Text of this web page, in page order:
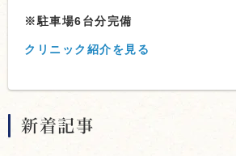
※駐車場6台分完備
クリニック紹介を見る
新着記事